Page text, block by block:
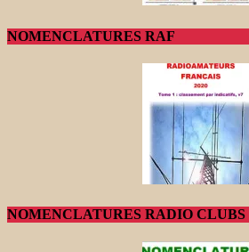
NOMENCLATURES RAF
NOMENCLATURES RADIO CLUBS